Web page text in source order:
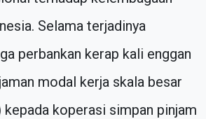
Selama terjadinya
perbankan kerap kali enggan
modal kerja skala besar
koperasi simpan pinjam